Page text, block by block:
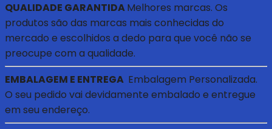
QUALIDADE GARANTIDAMelhores marcas. Os
produtos são das marcas mais conhecidas do
mercado e escolhidos a dedo para que você não se
preocupe com a qualidade.
EMBALAGEM E ENTREGA Embalagem Personalizada.
O seu pedido vai devidamente embalado e entregue
em seu endereço.